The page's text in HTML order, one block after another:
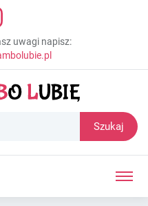
uwagi napisz:
Szukaj